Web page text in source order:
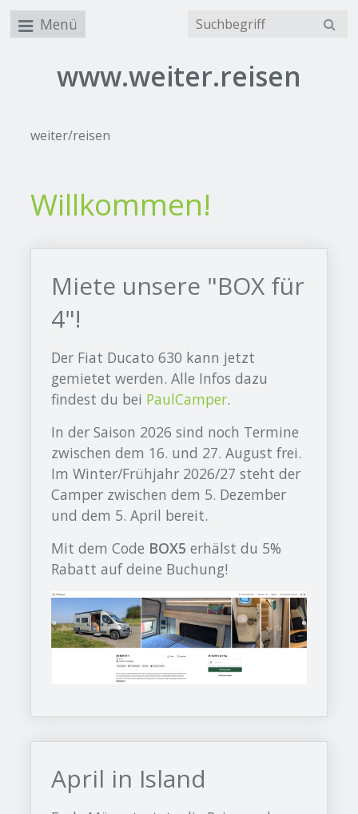
Menü
www.weiter.reisen
weiter/reisen
Willkommen!
Miete unsere "BOX für
4"!
Der Fiat Ducato 630 kann jetzt
gemietet werden. Alle Infos dazu
findest du bei PaulCamper.
In der Saison 2026 sind noch Termine
zwischen dem 16. und 27. August frei.
Im Winter/Frühjahr 2026/27 steht der
Camper zwischen dem 5. Dezember
und dem 5. April bereit.
Mit dem Code BOX5erhälst du 5%
Rabatt auf deine Buchung!
April in Island